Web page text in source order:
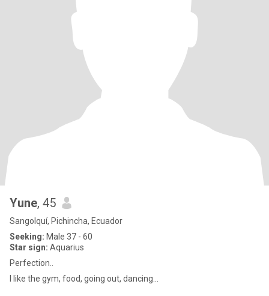
Yune, 45
Sangolquí, Pichincha, Ecuador
Seeking: Male 37 - 60
Star sign: Aquarius
Perfection..
I like the gym, food, going out, dancing...